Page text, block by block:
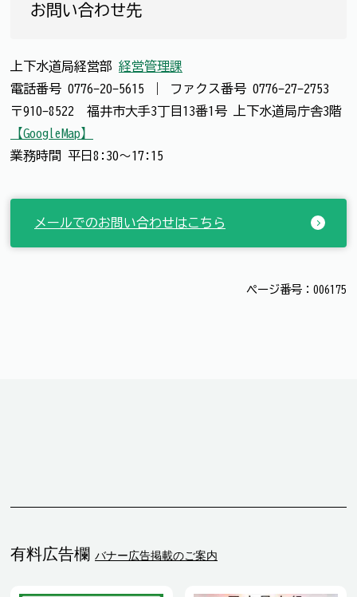
お問い合わせ先
上下水道局経営部 経営管理課
電話番号 0776-20-5615 ファクス番号 0776-27-2753
〒910-8522 福井市大手3丁目13番1号 上下水道局庁舎3階
【GoogleMap】
業務時間 平日8:30～17:15
メールでのお問い合わせはこちら
ページ番号：006175
有料広告欄 バナー広告掲載のご案内